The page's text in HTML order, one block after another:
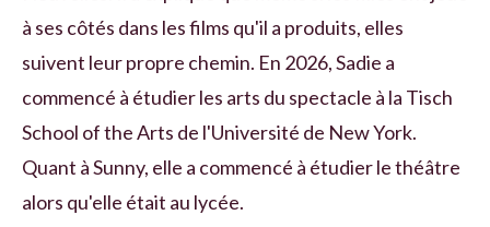
à ses côtés dans les films qu'il a produits, elles
suivent leur propre chemin. En 2026, Sadie a
commencé à étudier les arts du spectacle à la Tisch
School of the Arts de l'Université de New York.
Quant à Sunny, elle a commencé à étudier le théâtre
alors qu'elle était au lycée.